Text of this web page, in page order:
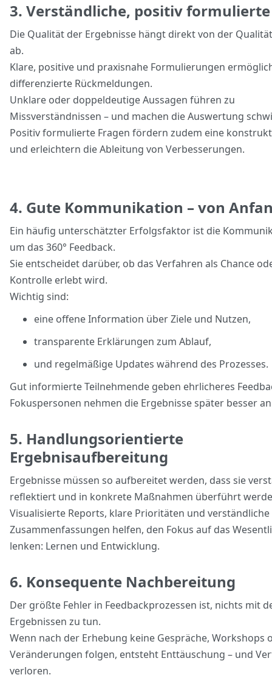
3. Verständliche, positiv
Die Qualität der Ergebnisse hängt direkt von der
ab.
Klare, positive und praxisnahe Formulierungen
differenzierte Rückmeldungen.
Unklare oder doppeldeutige Aussagen führen zu
Missverständnissen – und machen die Auswertung
Positiv formulierte Fragen fördern zudem eine
und erleichtern die Ableitung von Verbesserungen.
4. Gute Kommunikation – von
Ein häufig unterschätzter Erfolgsfaktor ist die
um das 360° Feedback.
Sie entscheidet darüber, ob das Verfahren als Chance
Kontrolle erlebt wird.
Wichtig sind:
eine offene Information über Ziele und Nutzen,
transparente Erklärungen zum Ablauf,
und regelmäßige Updates während des Prozesses.
Gut informierte Teilnehmende geben ehrlicheres
Fokuspersonen nehmen die Ergebnisse später besser
5. Handlungsorientierte
Ergebnisaufbereitung
Ergebnisse müssen so aufbereitet werden, dass sie
reflektiert und in konkrete Maßnahmen überführt
Visualisierte Reports, klare Prioritäten und verständliche
Zusammenfassungen helfen, den Fokus auf das
lenken: Lernen und Entwicklung.
6. Konsequente Nachbereitung
Der größte Fehler in Feedbackprozessen ist, nichts mit
Ergebnissen zu tun.
Wenn nach der Erhebung keine Gespräche, Workshops
Veränderungen folgen, entsteht Enttäuschung – und
verloren.